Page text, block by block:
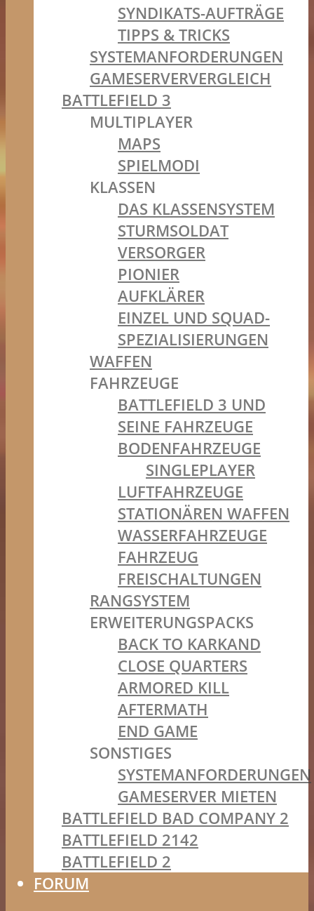
SYNDIKATS-AUFTRÄGE
TIPPS & TRICKS
SYSTEMANFORDERUNGEN
GAMESERVERVERGLEICH
BATTLEFIELD 3
MULTIPLAYER
MAPS
SPIELMODI
KLASSEN
DAS KLASSENSYSTEM
STURMSOLDAT
VERSORGER
PIONIER
AUFKLÄRER
EINZEL UND SQUAD-
SPEZIALISIERUNGEN
WAFFEN
FAHRZEUGE
BATTLEFIELD 3 UND
SEINE FAHRZEUGE
BODENFAHRZEUGE
SINGLEPLAYER
LUFTFAHRZEUGE
STATIONÄREN WAFFEN
WASSERFAHRZEUGE
FAHRZEUG
FREISCHALTUNGEN
RANGSYSTEM
ERWEITERUNGSPACKS
BACK TO KARKAND
CLOSE QUARTERS
ARMORED KILL
AFTERMATH
END GAME
SONSTIGES
SYSTEMANFORDERUNGEN
GAMESERVER MIETEN
BATTLEFIELD BAD COMPANY 2
BATTLEFIELD 2142
BATTLEFIELD 2
FORUM